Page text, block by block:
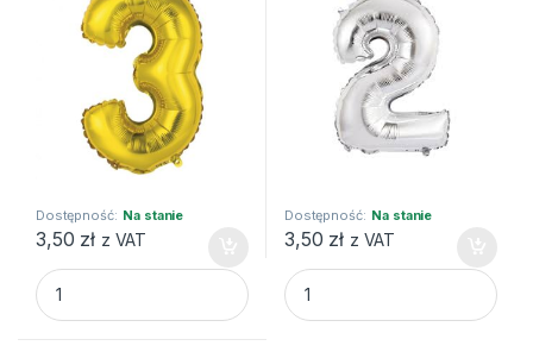
Dostępność: Na stanie
3,50 zł z VAT
Balon foliowy "Cyfra 3", złota, 35 cm quantity
Dostępność: Na stanie
3,50 zł z VAT
Balon foliowy "Cyfra 2",